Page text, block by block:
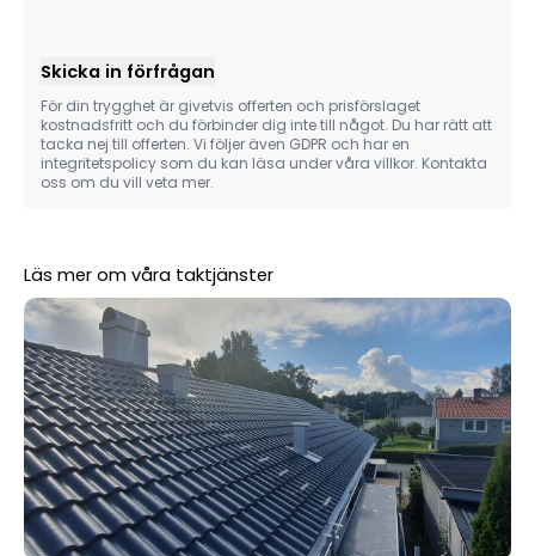
Skicka in förfrågan
För din trygghet är givetvis offerten och prisförslaget
kostnadsfritt och du förbinder dig inte till något. Du har rätt att
tacka nej till offerten. Vi följer även GDPR och har en
integritetspolicy som du kan läsa under våra villkor. Kontakta
oss om du vill veta mer.
Läs mer om våra taktjänster